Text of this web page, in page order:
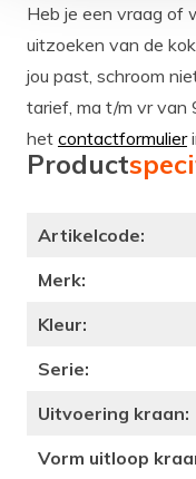
Heb je een vraag of
uitzoeken van de
jou past, schroom
tarief, ma t/m vr van
het contactformulier
Product
Artikelcode:
Merk:
Kleur:
Serie:
Uitvoering kraan:
Vorm uitloop